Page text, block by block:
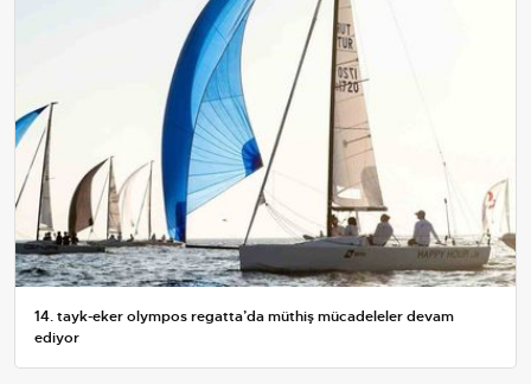
14. tayk-eker olympos regatta’da müthiş mücadeleler devam
ediyor